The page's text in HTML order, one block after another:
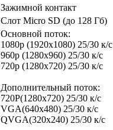
Зажимной контакт
Слот Micro SD (до 128 Гб)
Основной поток:
1080p (1920x1080) 25/30 к/с
960p (1280х960) 25/30 к/с
720p (1280х720) 25/30 к/с
Дополнительный поток:
720P(1280x720) 25/30 к/с
VGA(640x480) 25/30 к/с
QVGA(320x240) 25/30 к/с